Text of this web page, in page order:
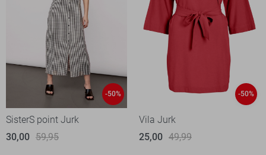
-50%
SisterS point Jurk
30,00 59,95
-50%
Vila Jurk
25,00 49,99